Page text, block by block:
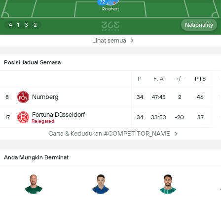
Posisi Jadual Semasa
P F: A +/- PTS
8 Nurnberg 34 47:45 2 46
17 Fortuna Düsseldorf
Relegated
34 33:53 -20 37
Carta & Kedudukan #COMPETITOR_NAME
4 - 1 - 3 - 2 Nationality
7.2
Reichert
Lihat semua
Anda Mungkin Berminat